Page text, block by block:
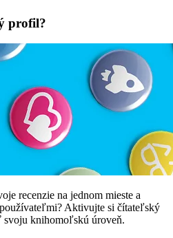
profil?
recenzie na jednom mieste a
Aktivujte si čítateľský
svoju knihomoľskú úroveň.